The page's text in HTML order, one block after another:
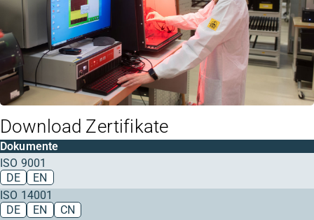
Download Zertifikate
Dokumente
ISO 9001
DE
EN
ISO 14001
DE
EN
CN